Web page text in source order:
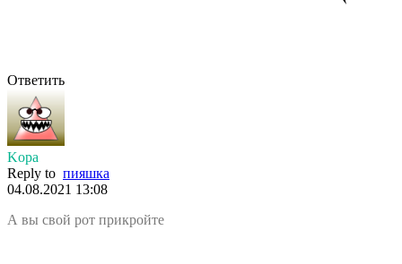
Ответить
Kopa
Reply to пияшка
04.08.2021 13:08
А вы свой рот прикройте